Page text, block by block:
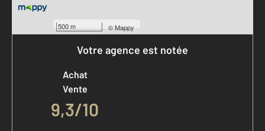
500 m ©Mappy
Votre agence est notée
Achat
Vente
9,3/10